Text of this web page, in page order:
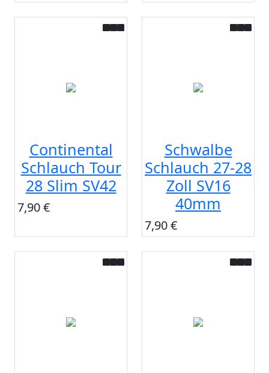
Continental
Schlauch Tour
28 Slim SV42
7,90 €
Schwalbe
Schlauch 27-28
Zoll SV16
40mm
7,90 €